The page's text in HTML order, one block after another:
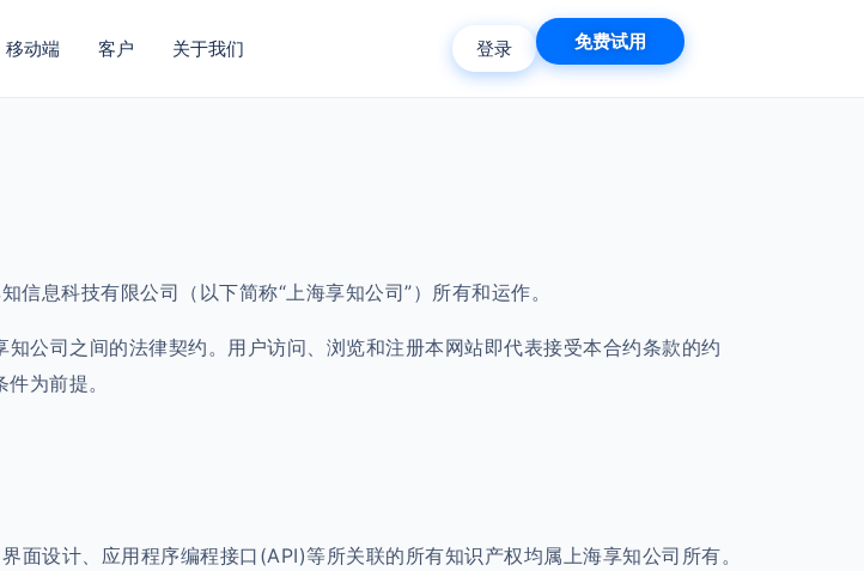
移动端 客户 关于我们 登录 免费试用
息科技有限公司（以下简称“上海享知公司”）所有和运作。
公司之间的法律契约。用户访问、浏览和注册本网站即代表接受本合约条款的约
为前提。
设计、应用程序编程接口(API)等所关联的所有知识产权均属上海享知公司所有。